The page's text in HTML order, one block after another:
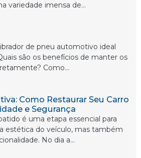
variedade imensa de...
de pneu automotivo ideal
são os benefícios de manter os
Como...
Como Restaurar Seu Carro
e Segurança
é uma etapa essencial para
estética do veículo, mas também
No dia a...